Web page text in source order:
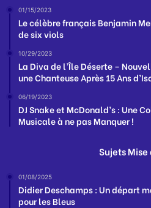
01/15/2023
Le célèbre français Benjamin
de six viols
10/29/2023
La Diva de l’Île Déserte –
une Chanteuse Après 15 Ans
06/19/2023
DJ Snake et McDonald’s : Une
Musicale à ne pas Manquer !
Sujets Mise
01/08/2025
Didier Deschamps : Un départ
pour les Bleus